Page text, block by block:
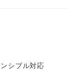
シブル対応